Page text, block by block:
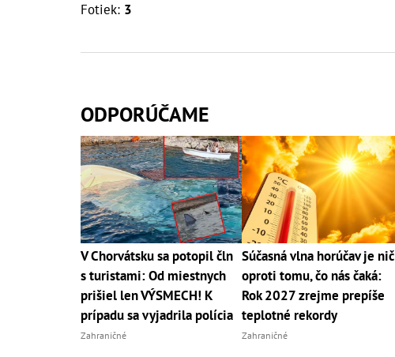
Fotiek: 3
ODPORÚČAME
V Chorvátsku sa potopil čln
s turistami: Od miestnych
prišiel len VÝSMECH! K
prípadu sa vyjadrila polícia
Zahraničné
Súčasná vlna horúčav je nič
oproti tomu, čo nás čaká:
Rok 2027 zrejme prepíše
teplotné rekordy
Zahraničné